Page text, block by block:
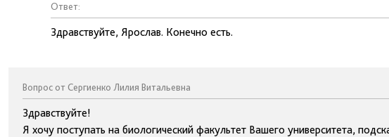
Ответ:
Здравствуйте, Ярослав. Конечно есть.
Вопрос от Сергиенко Лилия Витальевна
Здравствуйте!
Я хочу поступать на биологический факультет Вашего университета,